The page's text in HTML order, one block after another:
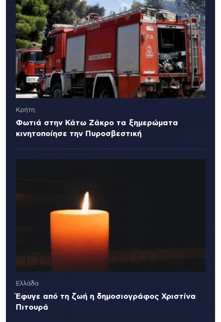
Κρήτη
Φωτιά στην Κάτω Ζάκρο τα ξημερώματα
κινητοποίησε την Πυροσβεστική
Ελλάδα
Έφυγε από τη ζωή η δημοσιογράφος Χριστίνα
Πιτουρά